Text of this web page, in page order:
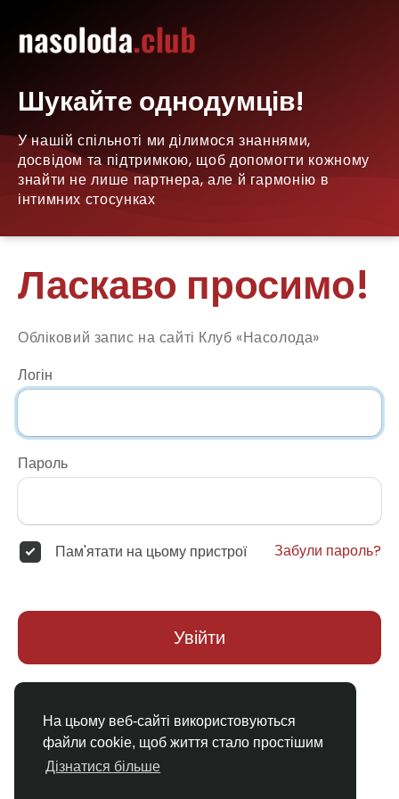
На цьому веб-сайті використовуються
файли cookie, щоб життя стало простішим
Дізнатися більше
Шукайте однодумців!
У нашій спільноті ми ділимося знаннями,
досвідом та підтримкою, щоб допомогти кожному
знайти не лише партнера, але й гармонію в
інтимних стосунках
Ласкаво просимо!
Обліковий запис на сайті Клуб «Насолода»
Логін
Пароль
Пам'ятати на цьому пристрої Забули пароль?
Увійти
Немає облікового запису?Реєстрація